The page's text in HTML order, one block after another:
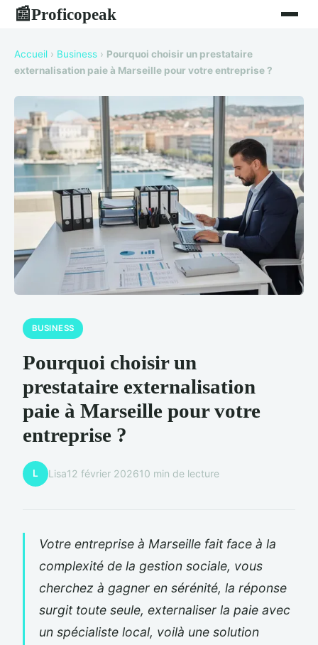
📰Proficopeak
Accueil › Business › Pourquoi choisir un prestataire
externalisation paie à Marseille pour votre entreprise ?
BUSINESS
Pourquoi choisir un
prestataire externalisation
paie à Marseille pour votre
entreprise ?
L Lisa12 février 202610 min de lecture
Votre entreprise à Marseille fait face à la
complexité de la gestion sociale, vous
cherchez à gagner en sérénité, la réponse
surgit toute seule, externaliser la paie avec
un spécialiste local, voilà une solution